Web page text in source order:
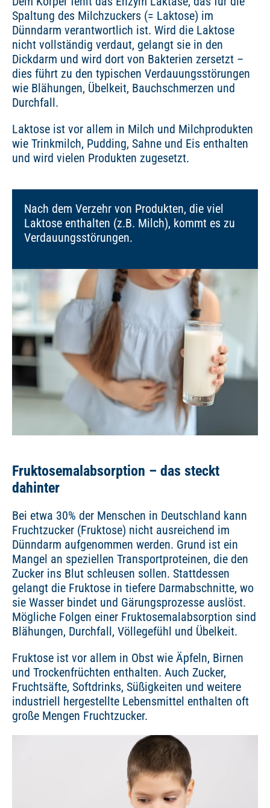
Spaltung des Milchzuckers (= Laktose) im
Dünndarm verantwortlich ist. Wird die Laktose
nicht vollständig verdaut, gelangt sie in den
Dickdarm und wird dort von Bakterien zersetzt –
dies führt zu den typischen Verdauungsstörungen
wie Blähungen, Übelkeit, Bauchschmerzen und
Durchfall.
Laktose ist vor allem in Milch und Milchprodukten
wie Trinkmilch, Pudding, Sahne und Eis enthalten
und wird vielen Produkten zugesetzt.
Nach dem Verzehr von Produkten, die viel
Laktose enthalten (z.B. Milch), kommt es zu
Verdauungsstörungen.
Fruktosemalabsorption – das steckt
dahinter
Bei etwa 30% der Menschen in Deutschland kann
Fruchtzucker (Fruktose) nicht ausreichend im
Dünndarm aufgenommen werden. Grund ist ein
Mangel an speziellen Transportproteinen, die den
Zucker ins Blut schleusen sollen. Stattdessen
gelangt die Fruktose in tiefere Darmabschnitte, wo
sie Wasser bindet und Gärungsprozesse auslöst.
Mögliche Folgen einer Fruktosemalabsorption sind
Blähungen, Durchfall, Völlegefühl und Übelkeit.
Fruktose ist vor allem in Obst wie Äpfeln, Birnen
und Trockenfrüchten enthalten. Auch Zucker,
Fruchtsäfte, Softdrinks, Süßigkeiten und weitere
industriell hergestellte Lebensmittel enthalten oft
große Mengen Fruchtzucker.